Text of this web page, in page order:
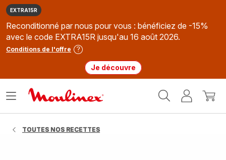
EXTRA15R
Reconditionné par nous pour vous : bénéficiez de -15%
avec le code EXTRA15R jusqu'au 16 août 2026.
Conditions de l'offre
Je découvre
MonMon
Ouvrir
TOUTES NOS RECETTES